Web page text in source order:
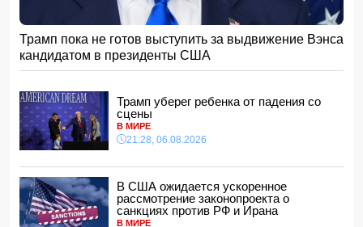
спать по ночам»
11:32, 07.08.2026
Звезда сборной Испании перейдет в «Барселону»
11:30, 07.08.2026
море
11:28, 07.08.2026
Во Флориде мужчина поймал 96 питонов и выиграл 10
тысяч долларов
Том Холланд и Зендея тайно поженились
11:22, 07.08.2026
Трагедия в Тертере: пожилые супруги стали жертвами
Трамп пока не готов выступить за выдвижение Вэнса
кандидатом в президенты США
Трамп уберег ребенка от падения со
сцены
В МИРЕ
21:28, 06.08.2026
В США ожидается ускоренное
рассмотрение законопроекта о
санкциях против РФ и Ирана
В МИРЕ